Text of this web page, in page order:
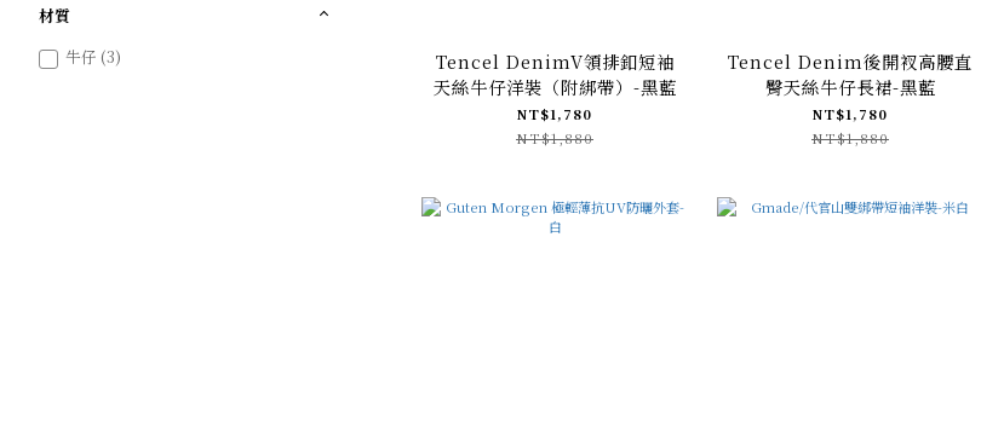
材質
牛仔 (3)
Tencel DenimV領排釦短袖
天絲牛仔洋裝（附綁帶）-黑藍
NT$1,780
NT$1,880
Tencel Denim後開衩高腰直
臀天絲牛仔長裙-黑藍
NT$1,780
NT$1,880